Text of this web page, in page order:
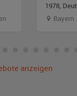
1978,
Bayern
anzeigen